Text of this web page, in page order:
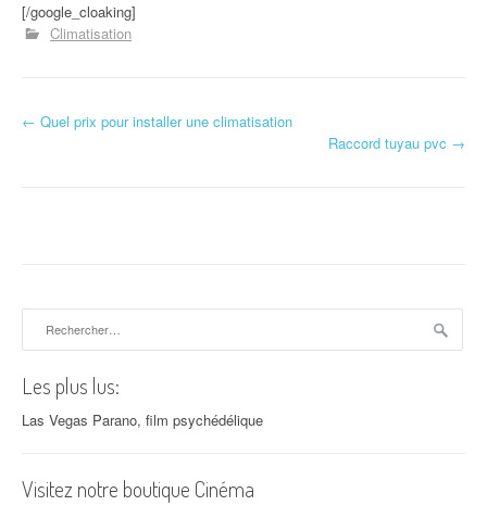
[/google_cloaking]
Climatisation
Navigation d'article
← Quel prix pour installer une climatisation
Raccord tuyau pvc →
Les plus lus:
Las Vegas Parano, film psychédélique
Visitez notre boutique Cinéma